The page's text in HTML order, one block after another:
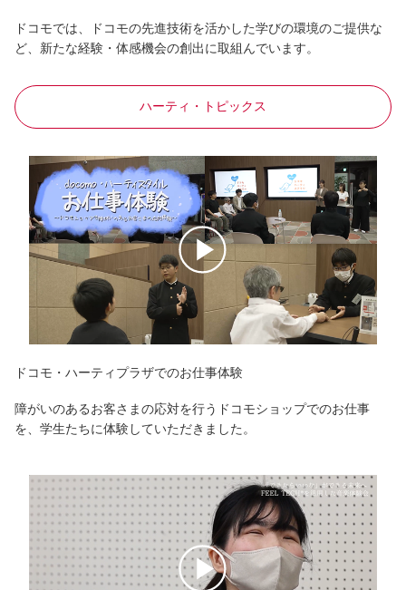
ドコモでは、ドコモの先進技術を活かした学びの環境のご提供な
ど、新たな経験・体感機会の創出に取組んでいます。
ハーティ・トピックス
ドコモ・ハーティプラザでのお仕事体験
障がいのあるお客さまの応対を行うドコモショップでのお仕事
を、学生たちに体験していただきました。